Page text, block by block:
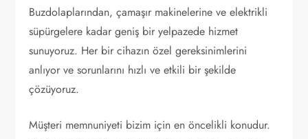
Buzdolaplarından, çamaşır makinelerine ve elektrikli
süpürgelere kadar geniş bir yelpazede hizmet
sunuyoruz. Her bir cihazın özel gereksinimlerini
anlıyor ve sorunlarını hızlı ve etkili bir şekilde
çözüyoruz.
Müşteri memnuniyeti bizim için en öncelikli konudur.